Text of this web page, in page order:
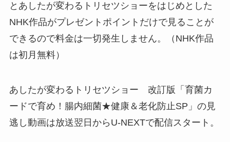
とあしたが変わるトリセツショーをはじめとした
NHK作品がプレゼントポイントだけで見ることが
できるので料金は一切発生しません。（NHK作品
は初月無料）
あしたが変わるトリセツショー 改訂版「育菌カ
ードで育め！腸内細菌★健康＆老化防止SP」の見
逃し動画は放送翌日からU-NEXTで配信スタート。